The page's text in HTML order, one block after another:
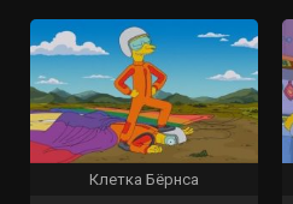
Клетка Бёрнса